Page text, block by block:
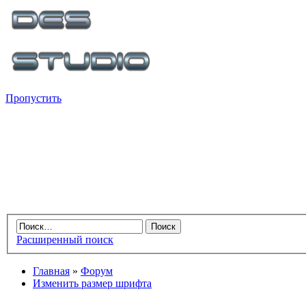
Пропустить
Расширенный поиск
Главная » Форум
Изменить размер шрифта